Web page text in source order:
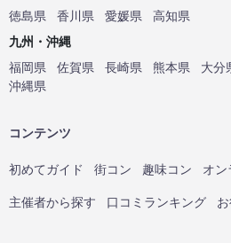
徳島県
香川県 愛媛県
高知県
九州・沖縄
福岡県
佐賀県 長崎県 熊本県 大分
沖縄県
コンテンツ
初めてガイド 街コン 趣味コン オン
主催者から探す 口コミランキング